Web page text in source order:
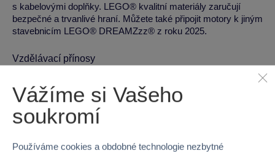
s kabelovými doplňky. LEGO® kvalitní materiály zaručují
bezpečné a trvanlivé hraní. Můžete také připojit motory k jiným
stavebnicím LEGO® DREAMZzz® z roku 2025.
Vzdělávací přínosy
Rozvoj jemné motoriky a zručnosti
Podpora logického myšlení a trpělivosti
Rozvoj představivosti a hraní rolí
Vážíme si Vašeho
soukromí
Používáme cookies a obdobné technologie nezbytné